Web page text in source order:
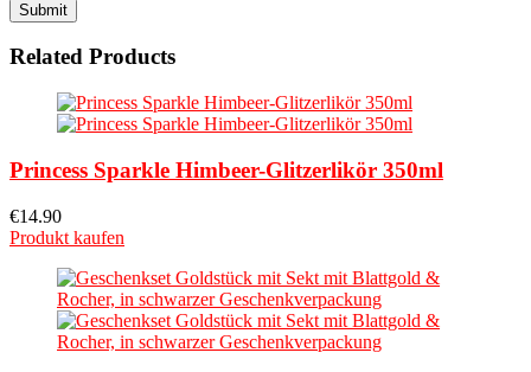
Related Products
Princess Sparkle Himbeer-Glitzerlikör 350ml
€14.90
Produkt kaufen